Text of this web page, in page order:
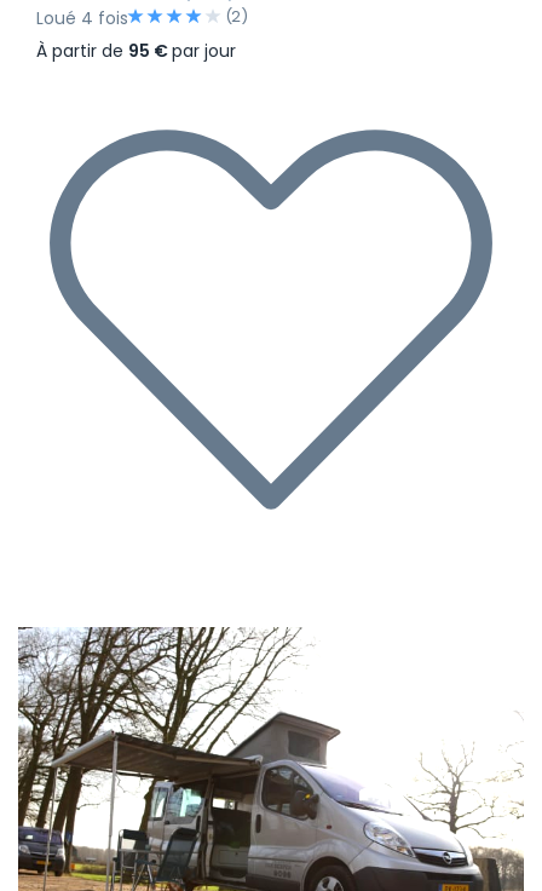
Loué 4 fois
(2)
À partir de 95 €par jour